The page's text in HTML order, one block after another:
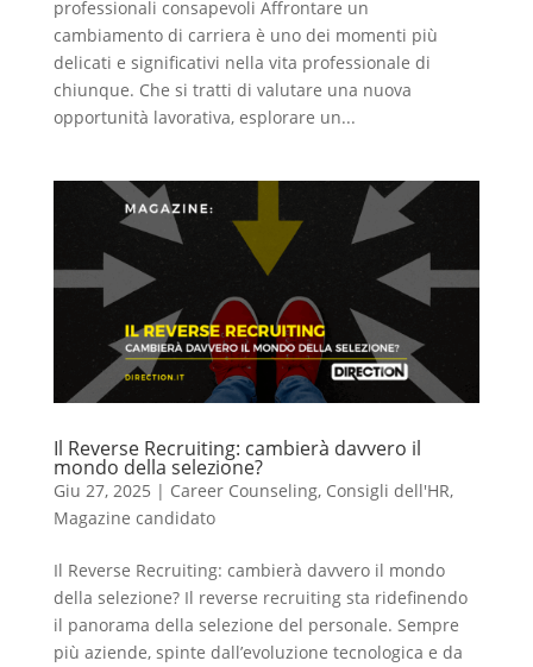
professionali consapevoli Affrontare un
cambiamento di carriera è uno dei momenti più
delicati e significativi nella vita professionale di
chiunque. Che si tratti di valutare una nuova
opportunità lavorativa, esplorare un...
Il Reverse Recruiting: cambierà davvero il
mondo della selezione?
Giu 27, 2025 | Career Counseling, Consigli dell'HR,
Magazine candidato
Il Reverse Recruiting: cambierà davvero il mondo
della selezione? Il reverse recruiting sta ridefinendo
il panorama della selezione del personale. Sempre
più aziende, spinte dall’evoluzione tecnologica e da